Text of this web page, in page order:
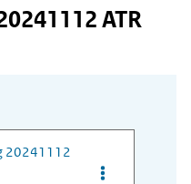
ATR
20241112
Opties van